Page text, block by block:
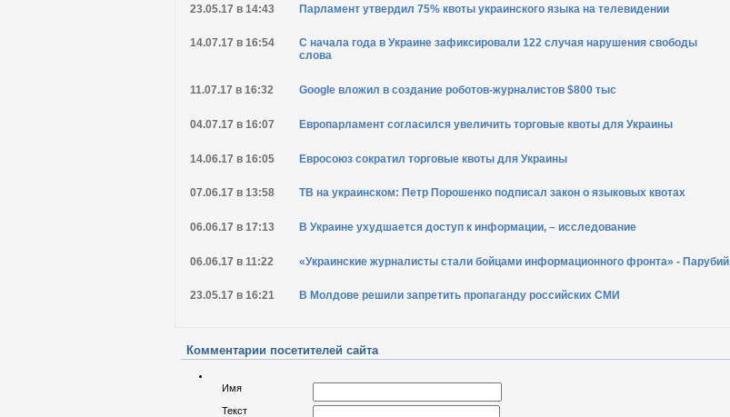
23.05.17 в 14:43 Парламент утвердил 75% квоты украинского языка на телевидении
14.07.17 в 16:54
С начала года в Украине зафиксировали 122 случая нарушения свободы
слова
11.07.17 в 16:32 Google вложил в создание роботов-журналистов $800 тыс
04.07.17 в 16:07 Европарламент согласился увеличить торговые квоты для Украины
14.06.17 в 16:05 Евросоюз сократил торговые квоты для Украины
07.06.17 в 13:58 ТВ на украинском: Петр Порошенко подписал закон о языковых квотах
06.06.17 в 17:13 В Украине ухудшается доступ к информации, – исследование
06.06.17 в 11:22 «Украинские журналисты стали бойцами информационного фронта» - Парубий
23.05.17 в 16:21 В Молдове решили запретить пропаганду российских СМИ
Комментарии посетителей сайта
Имя
Текст